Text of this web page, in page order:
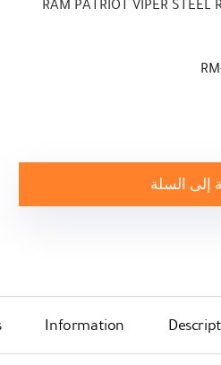
RAM PATRIOT VIPER
إلى السلة
Information